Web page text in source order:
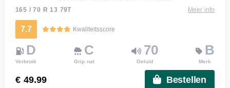
165 / 70 R 13 79T Meer info
7.7 Kwaliteitsscore
D
Verbruik
C
Grip nat
70
Geluid
B
Merk
€ 49.99 Bestellen